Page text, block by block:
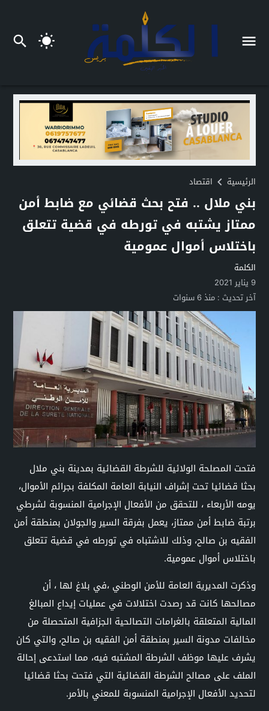
الرئيسية اقتصاد
بني ملال .. فتح بحث قضائي مع ضابط أمن
ممتاز يشتبه في تورطه في قضية تتعلق
باختلاس أموال عمومية
الكلمة
9 يناير 2021
آخر تحديث :منذ 6 سنوات
فتحت المصلحة الولائية للشرطة القضائية بمدينة بني ملال
بحثا قضائيا تحت إشراف النيابة العامة المكلفة بجرائم الأموال،
يومه الأربعاء ، للتحقق من الأفعال الإجرامية المنسوبة لشرطي
برتبة ضابط أمن ممتاز، يعمل بفرقة السير والجولان بمنطقة أمن
الفقيه بن صالح، وذلك للاشتباه في تورطه في قضية تتعلق
باختلاس أموال عمومية.
وذكرت المديرية العامة للأمن الوطني ،في بلاغ لها ، أن
مصالحها كانت قد رصدت اختلالات في عمليات إيداع المبالغ
المالية المتعلقة بالغرامات التصالحية الجزافية المتحصلة من
مخالفات مدونة السير بمنطقة أمن الفقيه بن صالح، والتي كان
يشرف عليها موظف الشرطة المشتبه فيه، مما استدعى إحالة
الملف على مصالح الشرطة القضائية التي فتحت بحثا قضائيا
لتحديد الأفعال الإجرامية المنسوبة للمعني بالأمر.